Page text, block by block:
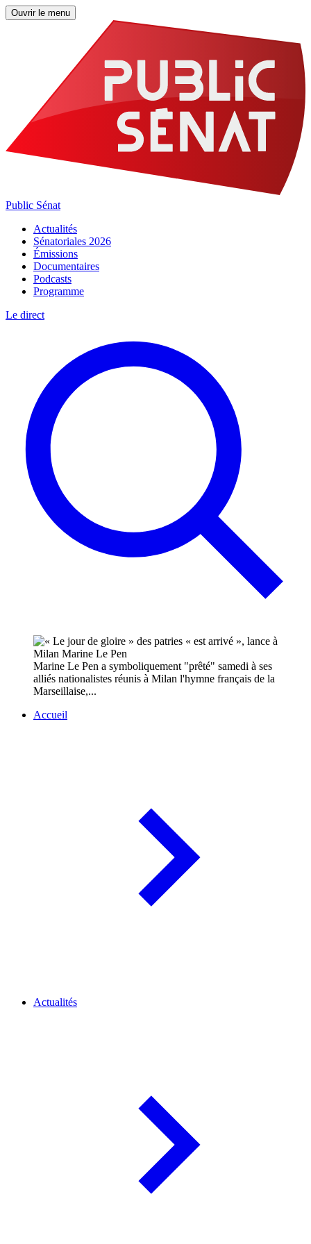
Ouvrir le menu
Public Sénat
Actualités
Sénatoriales 2026
Émissions
Documentaires
Podcasts
Programme
Le direct
Marine Le Pen a symboliquement "prêté" samedi à ses
alliés nationalistes réunis à Milan l'hymne français de la
Marseillaise,...
Accueil
Actualités